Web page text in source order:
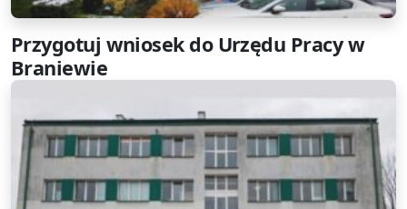
Przygotuj wniosek do Urzędu Pracy w
Braniewie